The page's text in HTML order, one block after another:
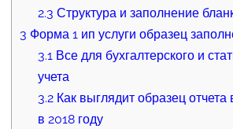
2.3 Структура и заполнение
3 Форма 1 ип услуги образец
3.1 Все для бухгалтерского и
учета
3.2 Как выглядит образец отчета
в 2018 году